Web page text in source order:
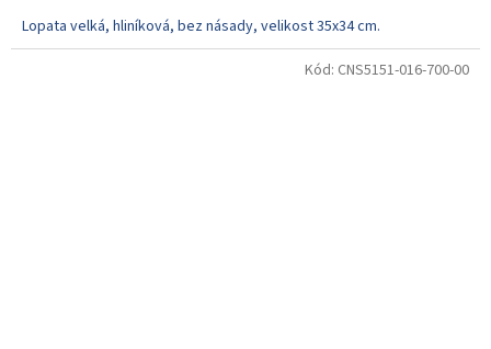
Lopata velká, hliníková, bez násady, velikost 35x34 cm.
Kód: CNS5151-016-700-00